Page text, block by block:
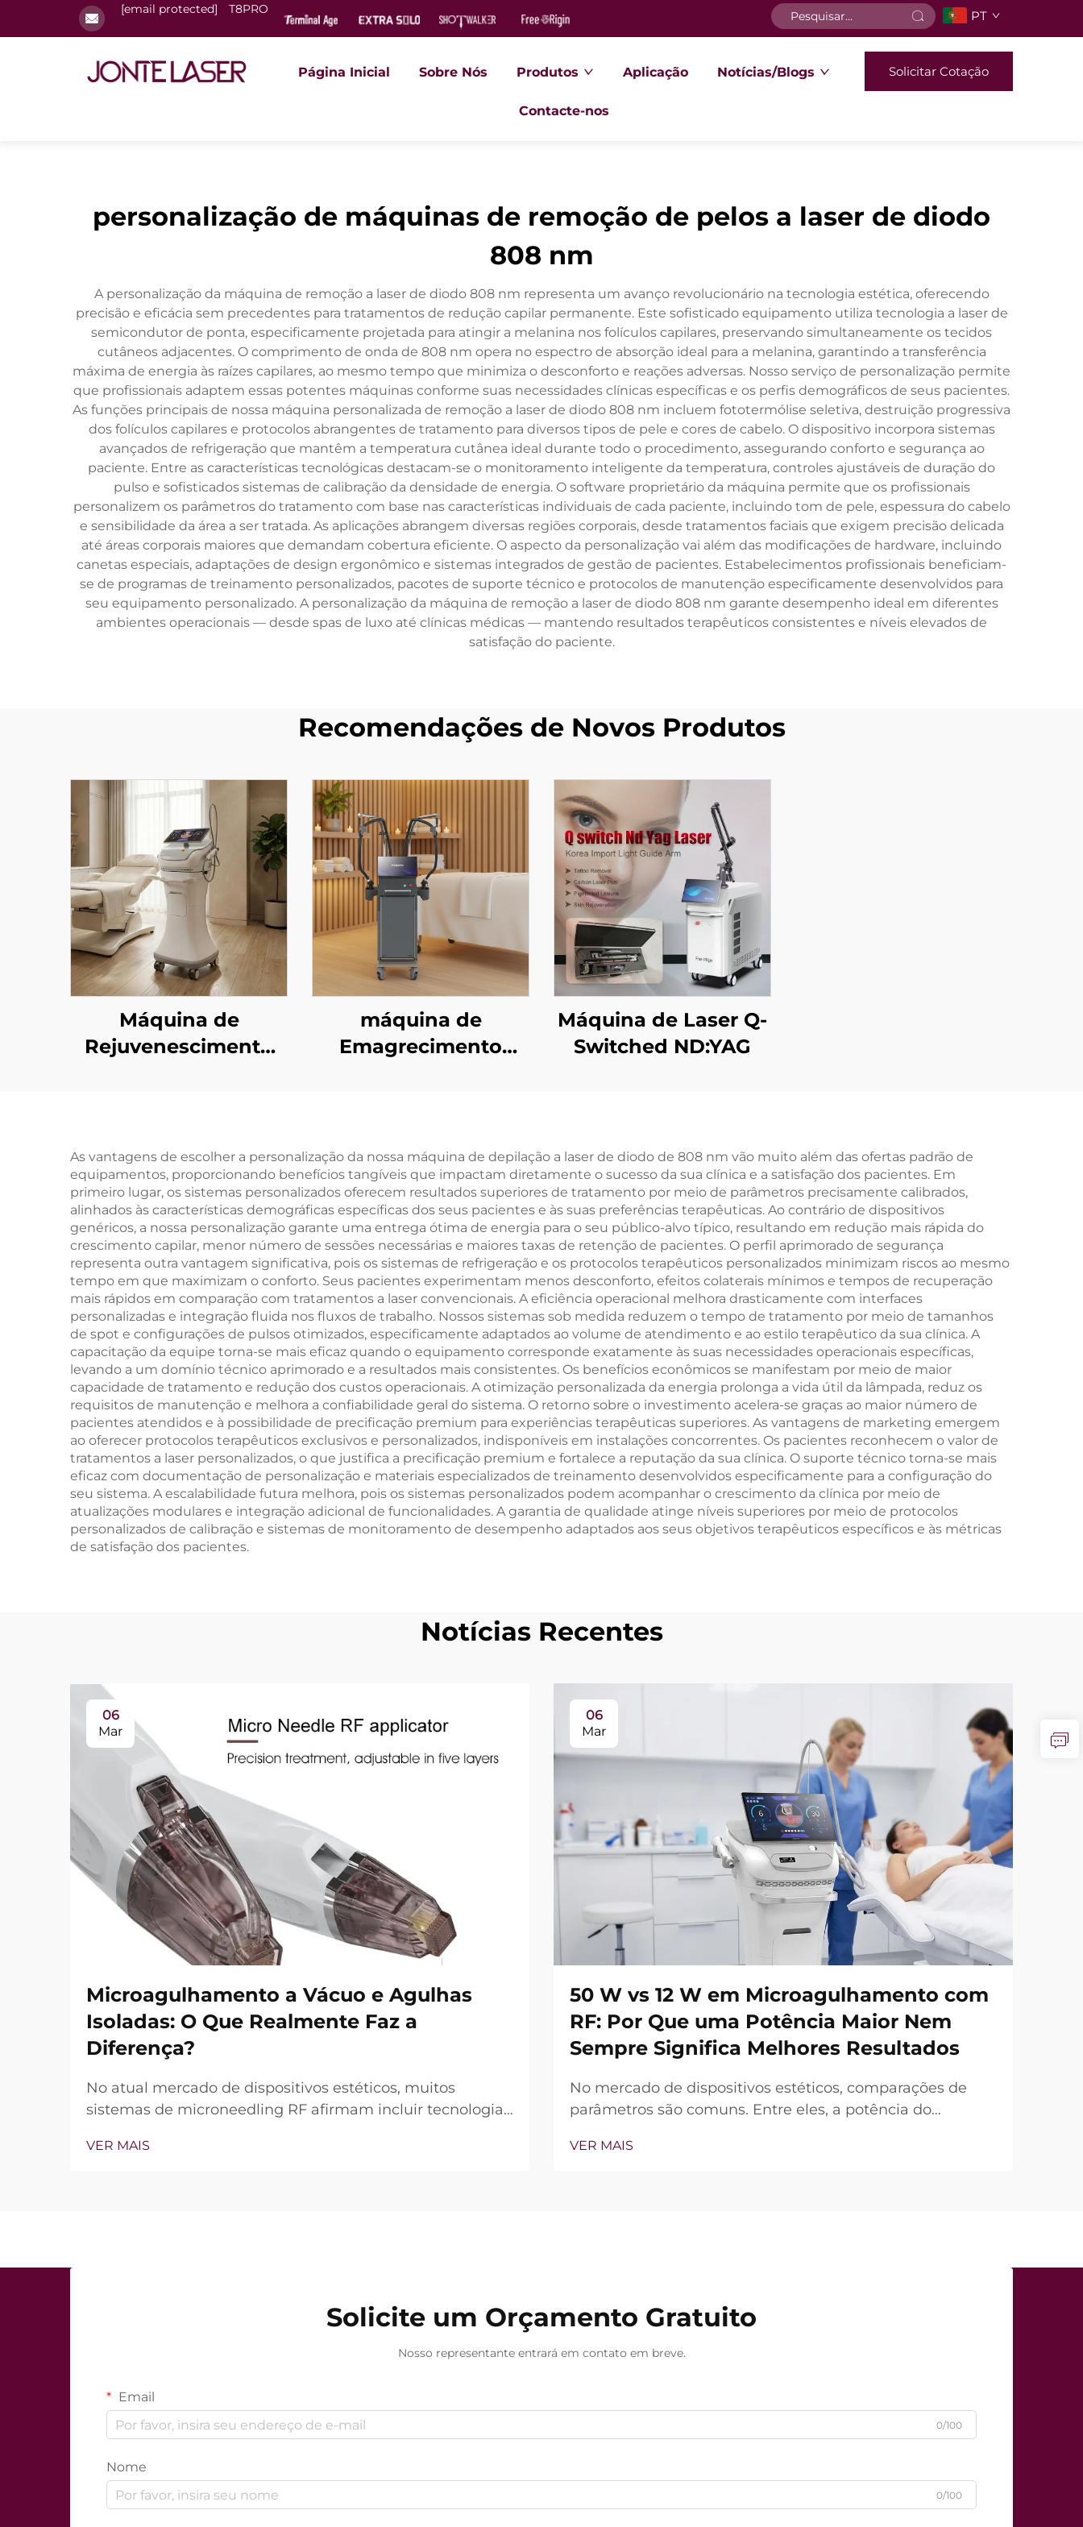
[email protected] T8PRO PT
Página Inicial Sobre Nós Produtos Aplicação Notícias/Blogs
Contacte-nos
Solicitar Cotação
personalização de máquinas de remoção de pelos a laser de diodo
808 nm
A personalização da máquina de remoção a laser de diodo 808 nm representa um avanço revolucionário na tecnologia estética, oferecendo
precisão e eficácia sem precedentes para tratamentos de redução capilar permanente. Este sofisticado equipamento utiliza tecnologia a laser de
semicondutor de ponta, especificamente projetada para atingir a melanina nos folículos capilares, preservando simultaneamente os tecidos
cutâneos adjacentes. O comprimento de onda de 808 nm opera no espectro de absorção ideal para a melanina, garantindo a transferência
máxima de energia às raízes capilares, ao mesmo tempo que minimiza o desconforto e reações adversas. Nosso serviço de personalização permite
que profissionais adaptem essas potentes máquinas conforme suas necessidades clínicas específicas e os perfis demográficos de seus pacientes.
As funções principais de nossa máquina personalizada de remoção a laser de diodo 808 nm incluem fototermólise seletiva, destruição progressiva
dos folículos capilares e protocolos abrangentes de tratamento para diversos tipos de pele e cores de cabelo. O dispositivo incorpora sistemas
avançados de refrigeração que mantêm a temperatura cutânea ideal durante todo o procedimento, assegurando conforto e segurança ao
paciente. Entre as características tecnológicas destacam-se o monitoramento inteligente da temperatura, controles ajustáveis de duração do
pulso e sofisticados sistemas de calibração da densidade de energia. O software proprietário da máquina permite que os profissionais
personalizem os parâmetros do tratamento com base nas características individuais de cada paciente, incluindo tom de pele, espessura do cabelo
e sensibilidade da área a ser tratada. As aplicações abrangem diversas regiões corporais, desde tratamentos faciais que exigem precisão delicada
até áreas corporais maiores que demandam cobertura eficiente. O aspecto da personalização vai além das modificações de hardware, incluindo
canetas especiais, adaptações de design ergonômico e sistemas integrados de gestão de pacientes. Estabelecimentos profissionais beneficiam-
se de programas de treinamento personalizados, pacotes de suporte técnico e protocolos de manutenção especificamente desenvolvidos para
seu equipamento personalizado. A personalização da máquina de remoção a laser de diodo 808 nm garante desempenho ideal em diferentes
ambientes operacionais — desde spas de luxo até clínicas médicas — mantendo resultados terapêuticos consistentes e níveis elevados de
satisfação do paciente.
Recomendações de Novos Produtos
Máquina de
Rejuvenescimento
Radiofrequência de
Dupla Frequência
(1/2 MHz)
máquina de
Emagrecimento
Contorno Corporal,
Redução de Celulite,
Elevação e
Firmamento Facial
por Radiofrequência
Máquina de Laser Q-
Switched ND:YAG
As vantagens de escolher a personalização da nossa máquina de depilação a laser de diodo de 808 nm vão muito além das ofertas padrão de
equipamentos, proporcionando benefícios tangíveis que impactam diretamente o sucesso da sua clínica e a satisfação dos pacientes. Em
primeiro lugar, os sistemas personalizados oferecem resultados superiores de tratamento por meio de parâmetros precisamente calibrados,
alinhados às características demográficas específicas dos seus pacientes e às suas preferências terapêuticas. Ao contrário de dispositivos
genéricos, a nossa personalização garante uma entrega ótima de energia para o seu público-alvo típico, resultando em redução mais rápida do
crescimento capilar, menor número de sessões necessárias e maiores taxas de retenção de pacientes. O perfil aprimorado de segurança
representa outra vantagem significativa, pois os sistemas de refrigeração e os protocolos terapêuticos personalizados minimizam riscos ao mesmo
tempo em que maximizam o conforto. Seus pacientes experimentam menos desconforto, efeitos colaterais mínimos e tempos de recuperação
mais rápidos em comparação com tratamentos a laser convencionais. A eficiência operacional melhora drasticamente com interfaces
personalizadas e integração fluida nos fluxos de trabalho. Nossos sistemas sob medida reduzem o tempo de tratamento por meio de tamanhos
de spot e configurações de pulsos otimizados, especificamente adaptados ao volume de atendimento e ao estilo terapêutico da sua clínica. A
capacitação da equipe torna-se mais eficaz quando o equipamento corresponde exatamente às suas necessidades operacionais específicas,
levando a um domínio técnico aprimorado e a resultados mais consistentes. Os benefícios econômicos se manifestam por meio de maior
capacidade de tratamento e redução dos custos operacionais. A otimização personalizada da energia prolonga a vida útil da lâmpada, reduz os
requisitos de manutenção e melhora a confiabilidade geral do sistema. O retorno sobre o investimento acelera-se graças ao maior número de
pacientes atendidos e à possibilidade de precificação premium para experiências terapêuticas superiores. As vantagens de marketing emergem
ao oferecer protocolos terapêuticos exclusivos e personalizados, indisponíveis em instalações concorrentes. Os pacientes reconhecem o valor de
tratamentos a laser personalizados, o que justifica a precificação premium e fortalece a reputação da sua clínica. O suporte técnico torna-se mais
eficaz com documentação de personalização e materiais especializados de treinamento desenvolvidos especificamente para a configuração do
seu sistema. A escalabilidade futura melhora, pois os sistemas personalizados podem acompanhar o crescimento da clínica por meio de
atualizações modulares e integração adicional de funcionalidades. A garantia de qualidade atinge níveis superiores por meio de protocolos
personalizados de calibração e sistemas de monitoramento de desempenho adaptados aos seus objetivos terapêuticos específicos e às métricas
de satisfação dos pacientes.
Notícias Recentes
06
Mar
Microagulhamento a Vácuo e Agulhas
Isoladas: O Que Realmente Faz a
Diferença?
No atual mercado de dispositivos estéticos, muitos
sistemas de microneedling RF afirmam incluir tecnologia
questão não é simplesmente se esses recursos existem,
VER MAIS
06
Mar
50 W vs 12 W em Microagulhamento com
RF: Por Que uma Potência Maior Nem
Sempre Significa Melhores Resultados
No mercado de dispositivos estéticos, comparações de
parâmetros são comuns. Entre eles, a potência do
principal diferencial de venda. No entanto, sob uma
VER MAIS
Solicite um Orçamento Gratuito
Nosso representante entrará em contato em breve.
Email
0/100
Nome
0/100